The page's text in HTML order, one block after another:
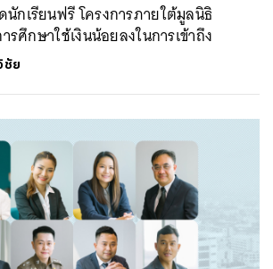
กเรียนฟรี โครงการภายใต้มูลนิธิ
รศึกษาใช้เงินน้อยลงในการเข้าถึง
ย